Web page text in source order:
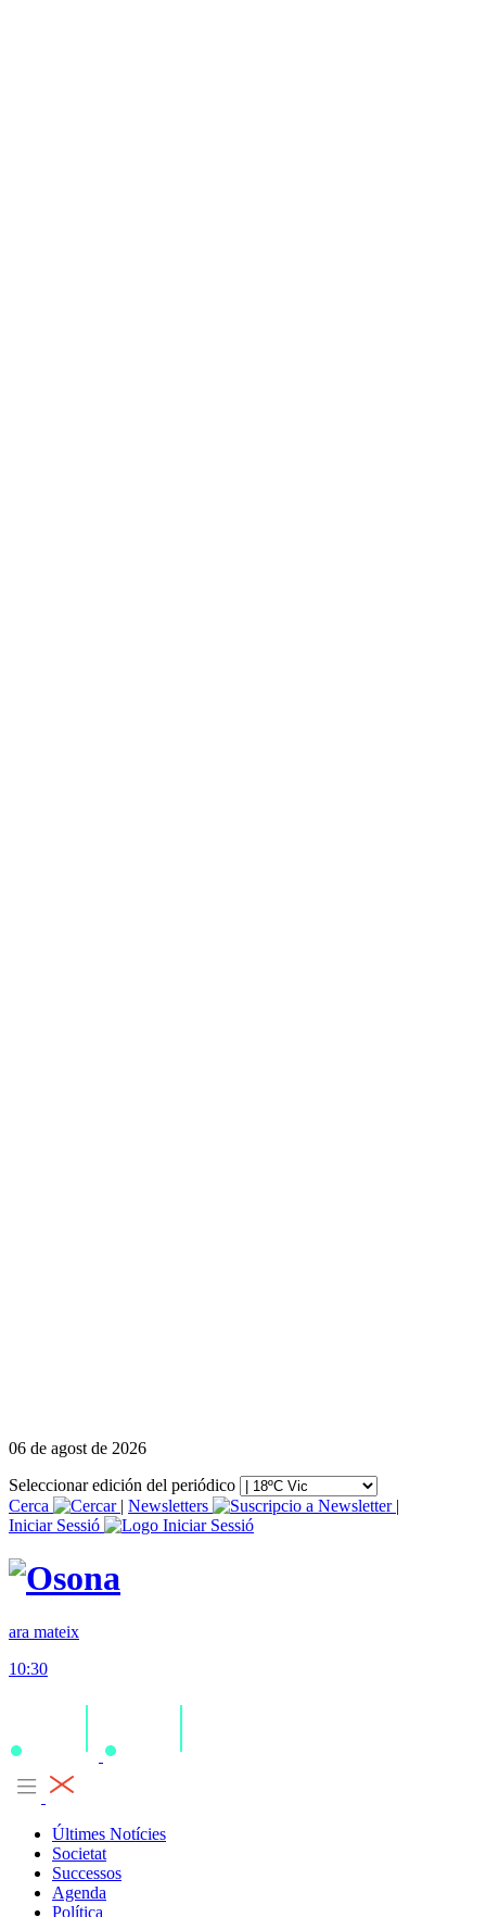
06 de agost de 2026
Seleccionar edición del periódico
Cerca
| Newsletters
|
Iniciar Sessió
ara mateix
10:30
Últimes Notícies
Societat
Successos
Agenda
Política